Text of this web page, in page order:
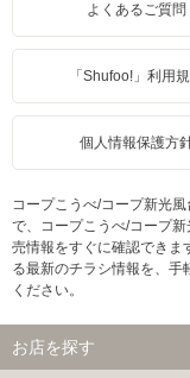
よくあるご質問
「Shufoo!」利用
個人情報保護方
コープこうべ/コープ新光
で、コープこうべ/コープ
売情報をすぐに確認できま
る最新のチラシ情報を、手
ください。
お店を探す